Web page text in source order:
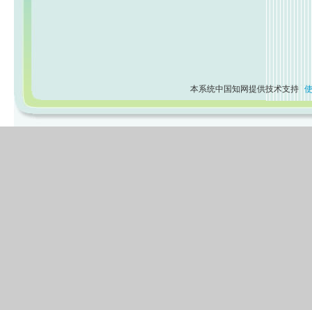
本系统中国知网提供技术支持